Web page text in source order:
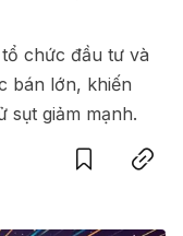
chức đầu tư và
bán lớn, khiến
sụt giảm mạnh.
SaveCopy link